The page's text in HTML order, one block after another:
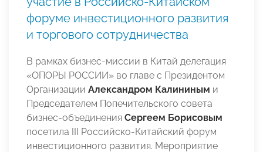
форуме инвестиционного развития
и торгового сотрудничества
В рамках бизнес-миссии в Китай делегация
«ОПОРЫ РОССИИ» во главе с Президентом
Организации Александром Калининым и
Председателем Попечительского совета
бизнес-объединения Сергеем Борисовым
посетила III Российско-Китайский форум
инвестиционного развития. Мероприятие